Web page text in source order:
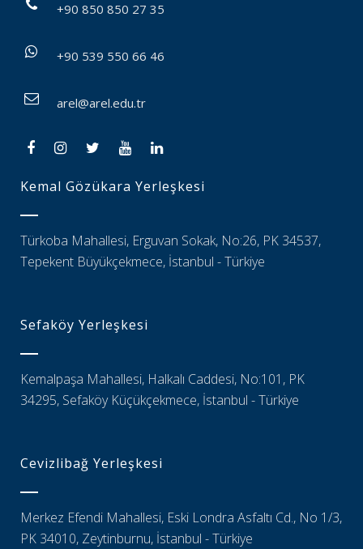
+90 850 850 27 35
+90 539 550 66 46
arel@arel.edu.tr
Kemal Gözükara Yerleşkesi
Türkoba Mahallesi, Erguvan Sokak, No:26, PK 34537,
Tepekent Büyükçekmece, İstanbul - Türkiye
Sefaköy Yerleşkesi
Kemalpaşa Mahallesi, Halkalı Caddesi, No:101, PK
34295, Sefaköy Küçükçekmece, İstanbul - Türkiye
Cevizlibağ Yerleşkesi
Merkez Efendi Mahallesi, Eski Londra Asfaltı Cd., No 1/3,
PK 34010, Zeytinburnu, İstanbul - Türkiye